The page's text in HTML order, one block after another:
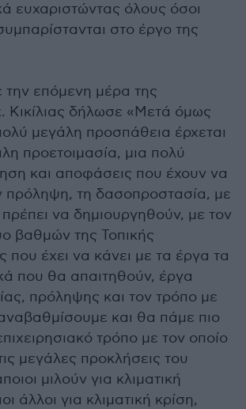
ευχαριστώντας όλους όσοι
στο έργο της
επόμενη μέρα της
Κικίλιας δήλωσε «Μετά όμως
μεγάλη προσπάθεια έρχεται
προετοιμασία, μια πολύ
και αποφάσεις που έχουν να
πρόληψη, τη δασοπροστασία, με
να δημιουργηθούν, με τον
βαθμών της Τοπικής
που έχει να κάνει με τα έργα τα
που θα απαιτηθούν, έργα
πρόληψης και τον τρόπο με
και θα πάμε πιο
τρόπο με τον οποίο
μεγάλες προκλήσεις του
μιλούν για κλιματική
άλλοι για κλιματική κρίση,